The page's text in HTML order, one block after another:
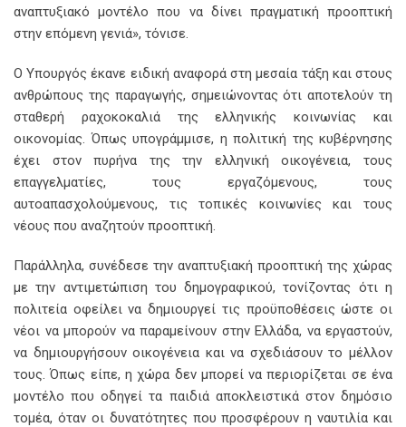
αναπτυξιακό μοντέλο που να δίνει πραγματική προοπτική
στην επόμενη γενιά», τόνισε.
Ο Υπουργός έκανε ειδική αναφορά στη μεσαία τάξη και στους
ανθρώπους της παραγωγής, σημειώνοντας ότι αποτελούν τη
σταθερή ραχοκοκαλιά της ελληνικής κοινωνίας και
οικονομίας. Όπως υπογράμμισε, η πολιτική της κυβέρνησης
έχει στον πυρήνα της την ελληνική οικογένεια, τους
επαγγελματίες, τους εργαζόμενους, τους
αυτοαπασχολούμενους, τις τοπικές κοινωνίες και τους
νέους που αναζητούν προοπτική.
Παράλληλα, συνέδεσε την αναπτυξιακή προοπτική της χώρας
με την αντιμετώπιση του δημογραφικού, τονίζοντας ότι η
πολιτεία οφείλει να δημιουργεί τις προϋποθέσεις ώστε οι
νέοι να μπορούν να παραμείνουν στην Ελλάδα, να εργαστούν,
να δημιουργήσουν οικογένεια και να σχεδιάσουν το μέλλον
τους. Όπως είπε, η χώρα δεν μπορεί να περιορίζεται σε ένα
μοντέλο που οδηγεί τα παιδιά αποκλειστικά στον δημόσιο
τομέα, όταν οι δυνατότητες που προσφέρουν η ναυτιλία και